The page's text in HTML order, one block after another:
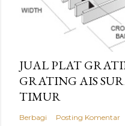
JUAL PLAT
GRATING AIS
TIMUR
Berbagi Posting Komentar